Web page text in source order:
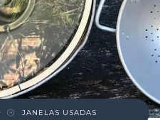
JANELAS USADAS